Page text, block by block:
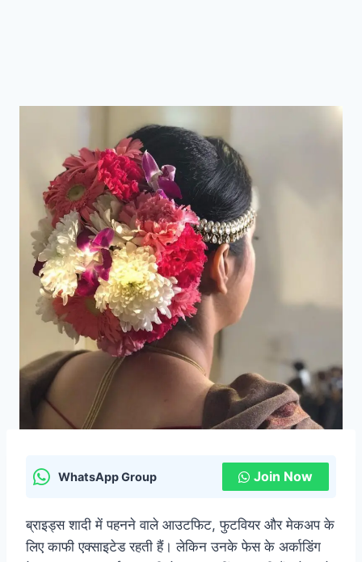
WhatsApp Group Join Now
ब्राइड्स शादी में पहनने वाले आउटफिट, फुटवियर और मेकअप के
लिए काफी एक्साइटेड रहती हैं। लेकिन उनके फेस के अर्काडिंग